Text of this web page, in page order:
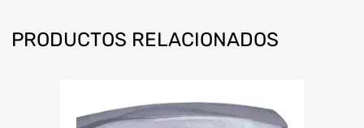
PRODUCTOS RELACIONADOS